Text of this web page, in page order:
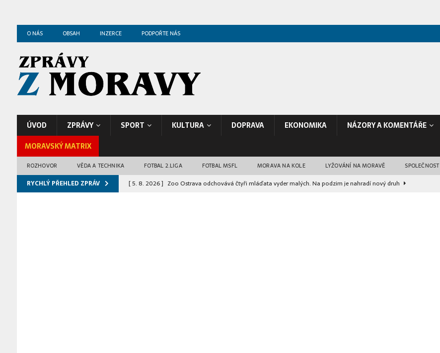
O NÁS OBSAH INZERCE PODPOŘTE NÁS
ÚVOD ZPRÁVY SPORT KULTURA DOPRAVA EKONOMIKA NÁZORY A KOMENTÁŘE
MORAVSKÝ MATRIX
ROZHOVOR VĚDA A TECHNIKA FOTBAL 2.LIGA FOTBAL MSFL MORAVA NA KOLE LYŽOVÁNÍ NA MORAVĚ SPOLEČNOST
RYCHLÝ PŘEHLED ZPRÁV [ 5. 8. 2026 ] Zoo Ostrava odchovává čtyři mláďata vyder malých. Na podzim je nahradí nový druh